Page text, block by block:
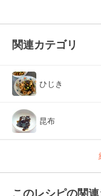
関連カテゴリ
ひじき
昆布
このレシピの関